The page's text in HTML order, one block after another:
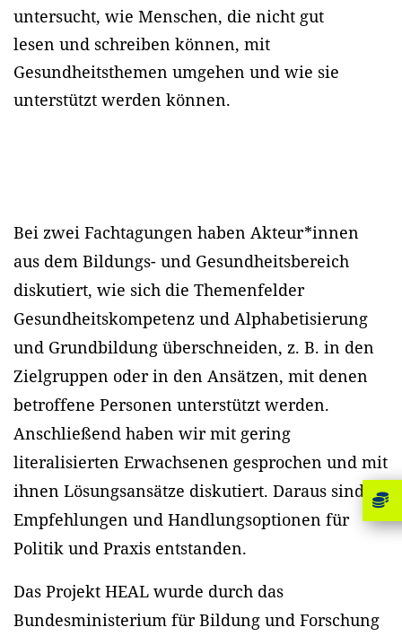
untersucht, wie Menschen, die nicht gut
lesen und schreiben können, mit
Gesundheitsthemen umgehen und wie sie
unterstützt werden können.
Bei zwei Fachtagungen haben Akteur*innen
aus dem Bildungs- und Gesundheitsbereich
diskutiert, wie sich die Themenfelder
Gesundheitskompetenz und Alphabetisierung
und Grundbildung überschneiden, z. B. in den
Zielgruppen oder in den Ansätzen, mit denen
betroffene Personen unterstützt werden.
Anschließend haben wir mit gering
literalisierten Erwachsenen gesprochen und mit
ihnen Lösungsansätze diskutiert. Daraus sind
Empfehlungen und Handlungsoptionen für
Politik und Praxis entstanden.
Das Projekt HEAL wurde durch das
Bundesministerium für Bildung und Forschung